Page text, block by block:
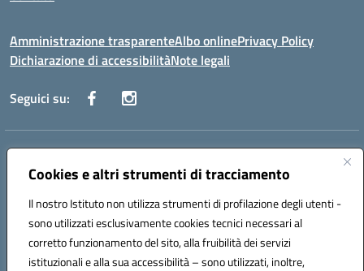
Cookies e altri strumenti di tracciamento
Il nostro Istituto non utilizza strumenti di profilazione degli utenti -
sono utilizzati esclusivamente cookies tecnici necessari al
corretto funzionamento del sito, alla fruibilità dei servizi
istituzionali e alla sua accessibilità – sono utilizzati, inoltre,
Amministrazione trasparenteAlbo onlinePrivacy Policy
Dichiarazione di accessibilitàNote legali
Seguici su:
Indirizzo:
Centralino:0881636571 Email:fgps040004@istruzione.it
Codice fiscale: 80031370713
Codice meccanografico:
FGPS040004
Codice Indice delle Pubbliche Amministrazioni (IPA): istsc_fgps040004